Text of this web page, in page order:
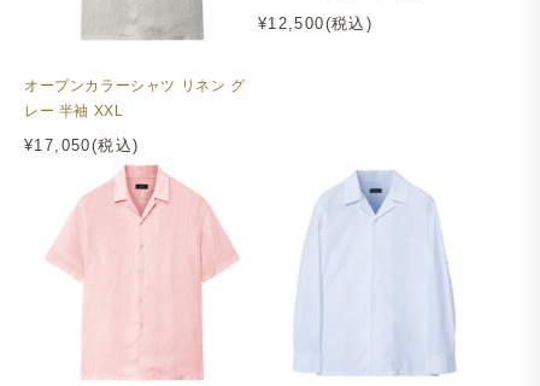
オープンカラーシャツ リネン グ
レー 半袖 XXL
¥17,050(税込)
¥12,500(税込)